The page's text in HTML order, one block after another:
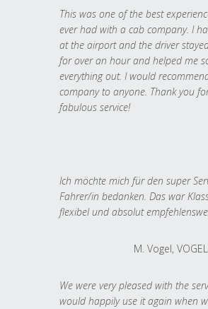
This was one of the best
ever had with a cab company. I
at the airport and the driver
for over an hour and helped me
everything out. I would
company to anyone. Thank you
fabulous service!
Ich möchte mich für den super
Fahrer/in bedanken. Das war
flexibel und absolut
M. Vogel,
We were very pleased with the
would happily use it again when